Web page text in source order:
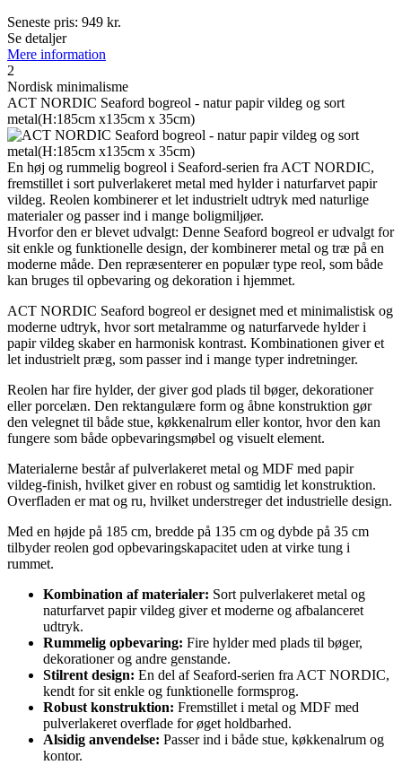
Seneste pris: 949 kr.
Se detaljer
Mere information
2
Nordisk minimalisme
ACT NORDIC Seaford bogreol - natur papir vildeg og sort
metal(H:185cm x135cm x 35cm)
En høj og rummelig bogreol i Seaford-serien fra ACT NORDIC,
fremstillet i sort pulverlakeret metal med hylder i naturfarvet papir
vildeg. Reolen kombinerer et let industrielt udtryk med naturlige
materialer og passer ind i mange boligmiljøer.
Hvorfor den er blevet udvalgt: Denne Seaford bogreol er udvalgt for
sit enkle og funktionelle design, der kombinerer metal og træ på en
moderne måde. Den repræsenterer en populær type reol, som både
kan bruges til opbevaring og dekoration i hjemmet.
ACT NORDIC Seaford bogreol er designet med et minimalistisk og
moderne udtryk, hvor sort metalramme og naturfarvede hylder i
papir vildeg skaber en harmonisk kontrast. Kombinationen giver et
let industrielt præg, som passer ind i mange typer indretninger.
Reolen har fire hylder, der giver god plads til bøger, dekorationer
eller porcelæn. Den rektangulære form og åbne konstruktion gør
den velegnet til både stue, køkkenalrum eller kontor, hvor den kan
fungere som både opbevaringsmøbel og visuelt element.
Materialerne består af pulverlakeret metal og MDF med papir
vildeg-finish, hvilket giver en robust og samtidig let konstruktion.
Overfladen er mat og ru, hvilket understreger det industrielle design.
Med en højde på 185 cm, bredde på 135 cm og dybde på 35 cm
tilbyder reolen god opbevaringskapacitet uden at virke tung i
rummet.
Kombination af materialer: Sort pulverlakeret metal og
naturfarvet papir vildeg giver et moderne og afbalanceret
udtryk.
Rummelig opbevaring: Fire hylder med plads til bøger,
dekorationer og andre genstande.
Stilrent design: En del af Seaford-serien fra ACT NORDIC,
kendt for sit enkle og funktionelle formsprog.
Robust konstruktion: Fremstillet i metal og MDF med
pulverlakeret overflade for øget holdbarhed.
Alsidig anvendelse: Passer ind i både stue, køkkenalrum og
kontor.